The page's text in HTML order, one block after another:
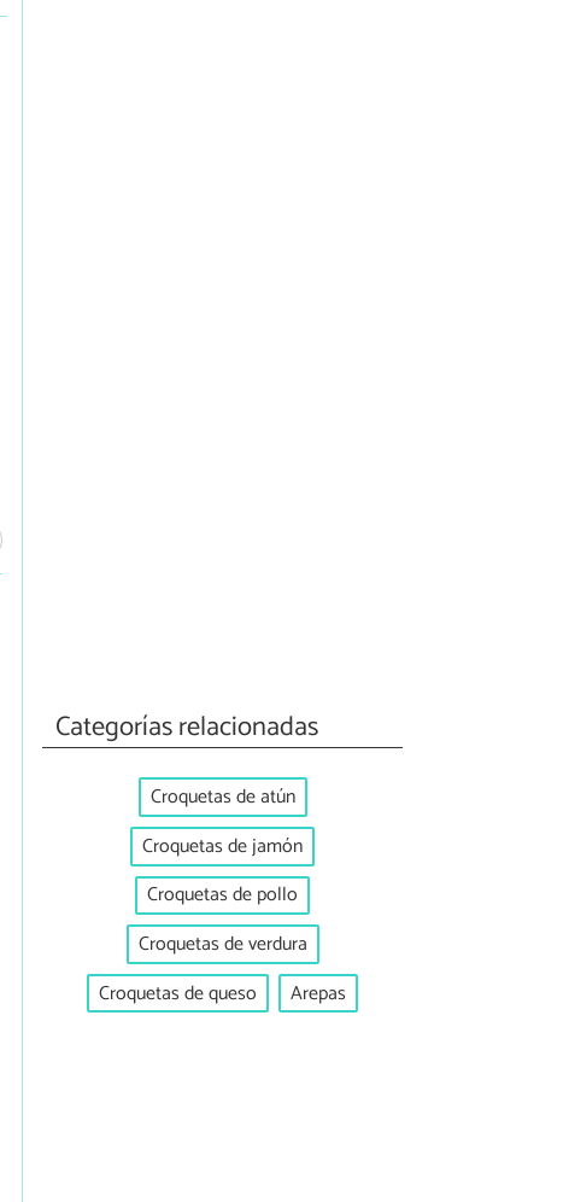
Categorías relacionadas
Croquetas de atún
Croquetas de jamón
Croquetas de pollo
Croquetas de verdura
Croquetas de queso
Arepas